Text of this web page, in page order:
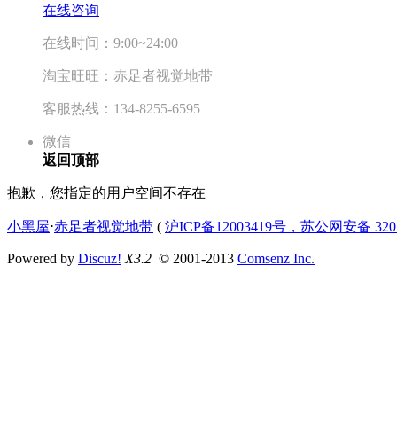
在线咨询
在线时间：9:00~24:00
淘宝旺旺：赤足者视觉地带
客服热线：134-8255-6595
微信
返回顶部
抱歉，您指定的用户空间不存在
小黑屋⋅赤足者视觉地带 ( 沪ICP备12003419号，苏公网安备
Powered by Discuz! X3.2 © 2001-2013 Comsenz Inc.